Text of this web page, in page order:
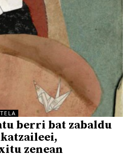
berri bat zabaldu
zenean